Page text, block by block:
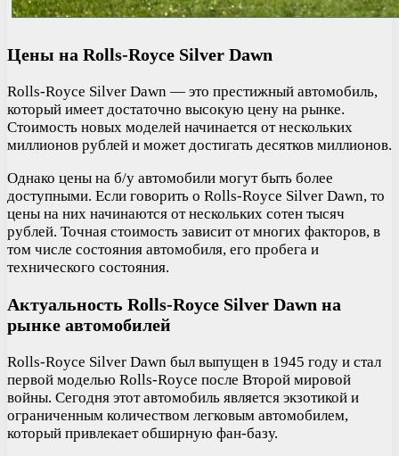
Цены на Rolls-Royce Silver Dawn
Rolls-Royce Silver Dawn — это престижный автомобиль,
который имеет достаточно высокую цену на рынке.
Стоимость новых моделей начинается от нескольких
миллионов рублей и может достигать десятков миллионов.
Однако цены на б/у автомобили могут быть более
доступными. Если говорить о Rolls-Royce Silver Dawn, то
цены на них начинаются от нескольких сотен тысяч
рублей. Точная стоимость зависит от многих факторов, в
том числе состояния автомобиля, его пробега и
технического состояния.
Актуальность Rolls-Royce Silver Dawn на
рынке автомобилей
Rolls-Royce Silver Dawn был выпущен в 1945 году и стал
первой моделью Rolls-Royce после Второй мировой
войны. Сегодня этот автомобиль является экзотикой и
ограниченным количеством легковым автомобилем,
который привлекает обширную фан-базу.